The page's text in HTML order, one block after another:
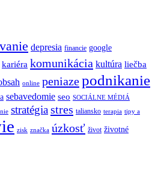
depresia financie google
kariéra komunikácia kultúra liečba
online peniazepodnikanie
sebavedomie seo SOCIÁLNE MÉDIÁ
stratégiastres taliansko terapia tipy a
zisk značka úzkosť život životné